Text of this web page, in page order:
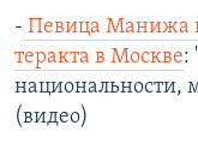
- Певица Манижа
теракта в Москве:
национальности,
(видео)